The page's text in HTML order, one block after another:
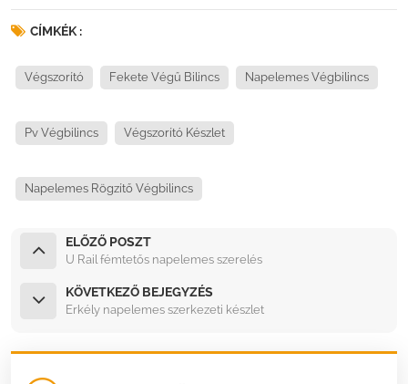
CÍMKÉK :
Végszorító Fekete Végű Bilincs Napelemes Végbilincs
Pv Végbilincs Végszorító Készlet
Napelemes Rögzítő Végbilincs
ELŐZŐ POSZT
U Rail fémtetős napelemes szerelés
KÖVETKEZŐ BEJEGYZÉS
Erkély napelemes szerkezeti készlet